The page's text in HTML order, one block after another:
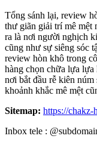
Tổng sánh lại, review
thư giãn giải trí mê mệt
ra là nơi người nghịch
cũng như sự siêng sóc
review hòn khô trong
hàng chọn chữa lựa lựa
nơi bắt đầu rễ kiên
khoảnh khắc mê mệt
Sitemap: https://chakz-
Inbox tele :